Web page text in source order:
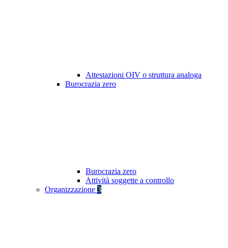
Attestazioni OIV o struttura analoga
Burocrazia zero
Burocrazia zero
Attività soggette a controllo
Organizzazione 3